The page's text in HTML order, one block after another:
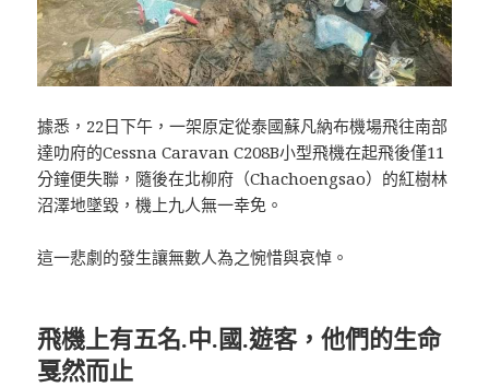
據悉，22日下午，一架原定從泰國蘇凡納布機場飛往南部
達叻府的Cessna Caravan C208B小型飛機在起飛後僅11
分鐘便失聯，隨後在北柳府（Chachoengsao）的紅樹林
沼澤地墜毀，機上九人無一幸免。
這一悲劇的發生讓無數人為之惋惜與哀悼。
飛機上有五名.中.國.遊客，他們的生命
戛然而止